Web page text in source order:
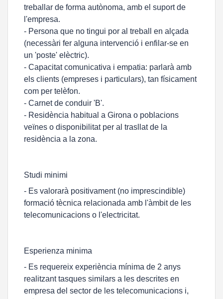
treballar de forma autònoma, amb el suport de
l'empresa.
- Persona que no tingui por al treball en alçada
(necessàri fer alguna intervenció i enfilar-se en
un 'poste' elèctric).
- Capacitat comunicativa i empatia: parlarà amb
els clients (empreses i particulars), tan físicament
com per telèfon.
- Carnet de conduir 'B'.
- Residència habitual a Girona o poblacions
veïnes o disponibilitat per al trasllat de la
residència a la zona.
Studi minimi
- Es valorarà positivament (no imprescindible)
formació tècnica relacionada amb l'àmbit de les
telecomunicacions o l'electricitat.
Esperienza minima
- Es requereix experiència mínima de 2 anys
realitzant tasques similars a les descrites en
empresa del sector de les telecomunicacions i,